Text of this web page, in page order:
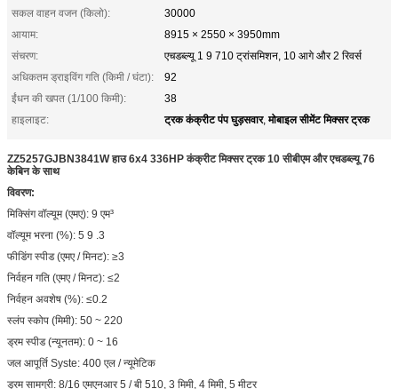
सकल वाहन वजन (किलो):
30000
आयाम:
8915 × 2550 × 3950mm
संचरण:
एचडब्ल्यू 1 9 710 ट्रांसमिशन, 10 आगे और 2 रिवर्स
अधिकतम ड्राइविंग गति (किमी / घंटा):
92
ईंधन की खपत (1/100 किमी):
38
हाइलाइट:
ट्रक कंक्रीट पंप घुड़सवार,मोबाइल सीमेंट मिक्सर ट्रक
ZZ5257GJBN3841W हाउ 6x4 336HP कंक्रीट मिक्सर ट्रक 10 सीबीएम और एचडब्ल्यू 76
केबिन के साथ
विवरण:
मिक्सिंग वॉल्यूम (एमए): 9 एम³
वॉल्यूम भरना (%): 5 9 .3
फीडिंग स्पीड (एमए / मिनट): ≥3
निर्वहन गति (एमए / मिनट): ≤2
निर्वहन अवशेष (%): ≤0.2
स्लंप स्कोप (मिमी): 50 ~ 220
ड्रम स्पीड (न्यूनतम): 0 ~ 16
जल आपूर्ति Syste: 400 एल / न्यूमेटिक
ड्रम सामग्री: 8/16 एमएनआर 5 / बी 510, 3 मिमी, 4 मिमी, 5 मीटर